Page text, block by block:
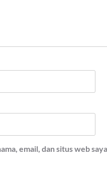
email, dan situs web